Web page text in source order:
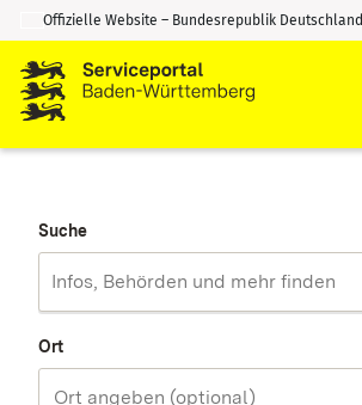
Zum Inhalt springen
Zur Suche springen
Offizielle Website – Bundesrepublik Deutschland
Suche
Ort